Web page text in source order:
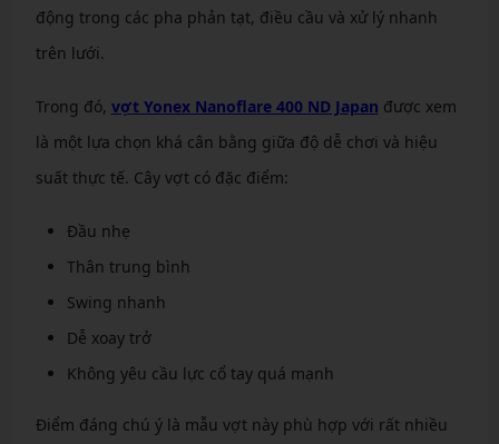
động trong các pha phản tạt, điều cầu và xử lý nhanh
trên lưới.
Trong đó, vợt Yonex Nanoflare 400 ND Japan được xem
là một lựa chọn khá cân bằng giữa độ dễ chơi và hiệu
suất thực tế. Cây vợt có đặc điểm:
Đầu nhẹ
Thân trung bình
Swing nhanh
Dễ xoay trở
Không yêu cầu lực cổ tay quá mạnh
Điểm đáng chú ý là mẫu vợt này phù hợp với rất nhiều